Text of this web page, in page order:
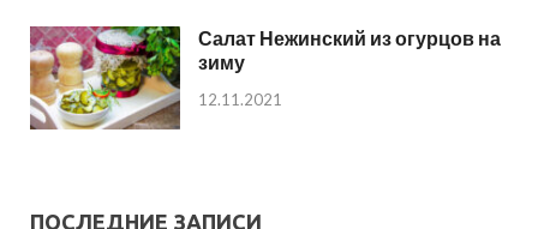
Салат Нежинский из огурцов на
зиму
12.11.2021
ПОСЛЕДНИЕ ЗАПИСИ